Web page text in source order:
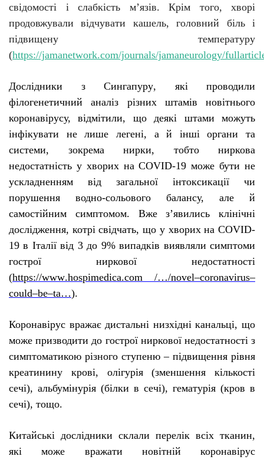
свідомості і слабкість м’язів. Крім того, хворі
продовжували відчувати кашель, головний біль і
підвищену температуру
(https://jamanetwork.com/journals/jamaneurology/
Дослідники з Сингапуру, якіпроводили
філогенетичний аналіз різних штамів новітнього
коронавірусу, відмітили, що деякі штами можуть
інфікувати не лише легені, а й інші органи та
системи, зокрема нирки, тобто ниркова
недостатність у хворих на COVID-19 може бути не
ускладненням від загальної інтоксикації чи
порушення водно-сольового балансу, але й
самостійним симптомом. Вже з’явились клінічні
дослідження, котрі свідчать, що у хворих на COVID-
19 в Італії від 3 до 9% випадків виявляли симптоми
гострої ниркової недостатності
(https://www.hospimedica.com /…/novel–coronavirus–
could–be–ta…).
Коронавірус вражає дистальні низхідні канальці, що
може призводити до гострої ниркової недостатності з
симптоматикою різного ступеню – підвищення рівня
креатинину крові, олігурія (зменшення кількості
сечі), альбумінурія (білки в сечі), гематурія (кров в
сечі), тощо.
Китайські дослідники склали перелік всіх тканин,
які може вражати новітній коронавірус